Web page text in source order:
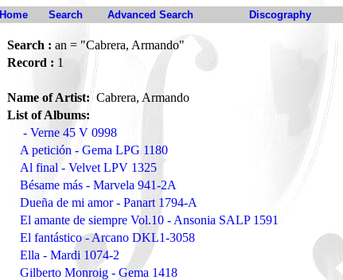
Home Search Advanced Search Discography
Search : an = "Cabrera, Armando"
Record : 1
Name of Artist:Cabrera, Armando
List of Albums:
- Verne 45 V 0998
A petición - Gema LPG 1180
Al final - Velvet LPV 1325
Bésame más - Marvela 941-2A
Dueña de mi amor - Panart 1794-A
El amante de siempre Vol.10 - Ansonia SALP 1591
El fantástico - Arcano DKL1-3058
Ella - Mardi 1074-2
Gilberto Monroig - Gema 1418